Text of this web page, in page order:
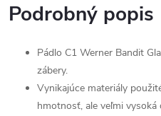
Podrobný popis
Pádlo C1 Werner Bandit
zábery.
Vynikajúce materiály
hmotnosť, ale veľmi vysoká